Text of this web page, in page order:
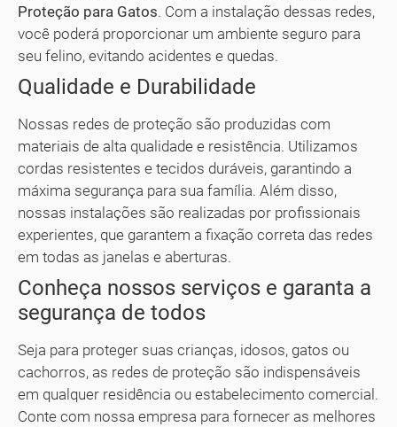
Proteção para Gatos. Com a instalação dessas redes,
você poderá proporcionar um ambiente seguro para
seu felino, evitando acidentes e quedas.
Qualidade e Durabilidade
Nossas redes de proteção são produzidas com
materiais de alta qualidade e resistência. Utilizamos
cordas resistentes e tecidos duráveis, garantindo a
máxima segurança para sua família. Além disso,
nossas instalações são realizadas por profissionais
experientes, que garantem a fixação correta das redes
em todas as janelas e aberturas.
Conheça nossos serviços e garanta a
segurança de todos
Seja para proteger suas crianças, idosos, gatos ou
cachorros, as redes de proteção são indispensáveis
em qualquer residência ou estabelecimento comercial.
Conte com nossa empresa para fornecer as melhores